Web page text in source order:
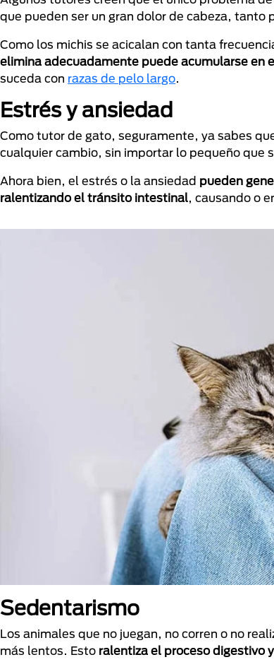
que pueden ser un gran dolor de cabeza, tanto
Como los michis se acicalan con tanta
elimina adecuadamente puede acumularse en
suceda con razas de pelo largo.
Estrés y ansiedad
Como tutor de gato, seguramente, ya sabes
cualquier cambio, sin importar lo pequeño que
Ahora bien, el estrés o la ansiedad pueden
ralentizando el tránsito intestinal, causando o
Sedentarismo
Los animales que no juegan, no corren o no
más lentos. Esto ralentiza el proceso digestivo